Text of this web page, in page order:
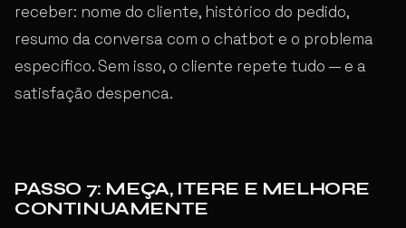
receber: nome do cliente, histórico do pedido,
resumo da conversa com o chatbot e o problema
específico. Sem isso, o cliente repete tudo — e a
satisfação despenca.
PASSO 7: MEÇA, ITERE E MELHORE
CONTINUAMENTE